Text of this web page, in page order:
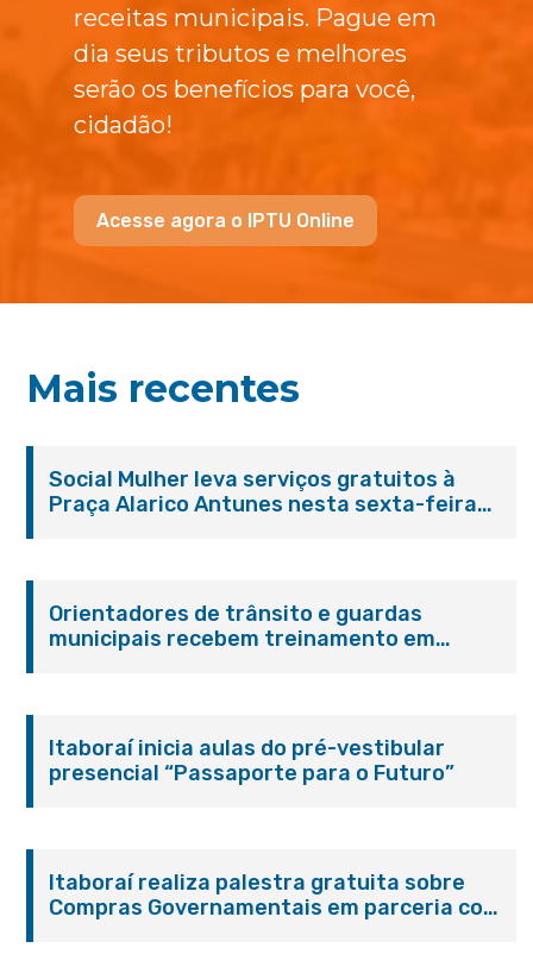
receitas municipais. Pague em
dia seus tributos e melhores
serão os benefícios para você,
cidadão!
Acesse agora o IPTU Online
Mais recentes
Social Mulher leva serviços gratuitos à
Praça Alarico Antunes nesta sexta-feira
Orientadores de trânsito e guardas
municipais recebem treinamento em
Itaboraí inicia aulas do pré-vestibular
presencial “Passaporte para o Futuro”
Itaboraí realiza palestra gratuita sobre
Compras Governamentais em parceria com